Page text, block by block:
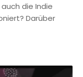
die Indie
Darüber